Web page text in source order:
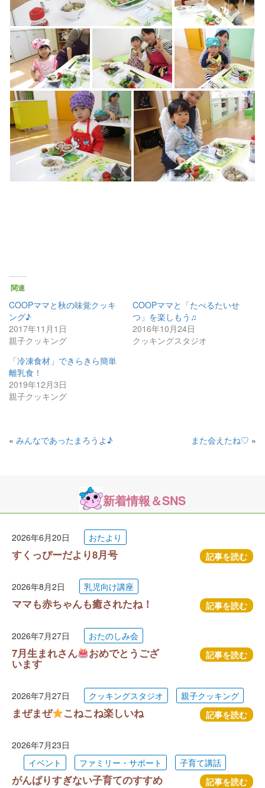
関連
COOPママと秋の味覚クッキ
ング♪
2017年11月1日
親子クッキング
COOPママと「たべるたいせ
つ」を楽しもう♫
2016年10月24日
クッキングスタジオ
「冷凍食材」できらきら簡単
離乳食！
2019年12月3日
親子クッキング
« みんなであったまろうよ♪ また会えたね♡ »
新着情報＆SNS
2026年6月20日 おたより
すくっぴーだより8月号 記事を読む
2026年8月2日 乳児向け講座
ママも赤ちゃんも癒されたね！ 記事を読む
2026年7月27日 おたのしみ会
7月生まれさん おめでとうござ
います
記事を読む
2026年7月27日 クッキングスタジオ 親子クッキング
まぜまぜ こねこね楽しいね 記事を読む
2026年7月23日
イベント
ファミリー・サポート 子育て講話
がんばりすぎない子育てのすすめ 記事を読む